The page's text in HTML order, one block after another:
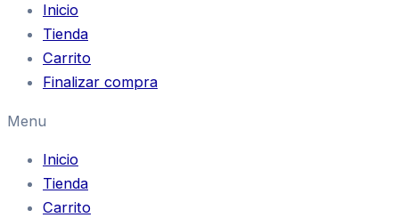
Inicio
Tienda
Carrito
Finalizar compra
Menu
Inicio
Tienda
Carrito